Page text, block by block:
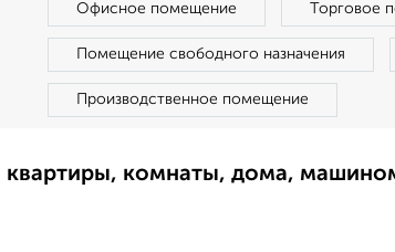
Офисное помещение Торговое
Помещение свободного назначения
Производственное помещение
комнаты, дома,